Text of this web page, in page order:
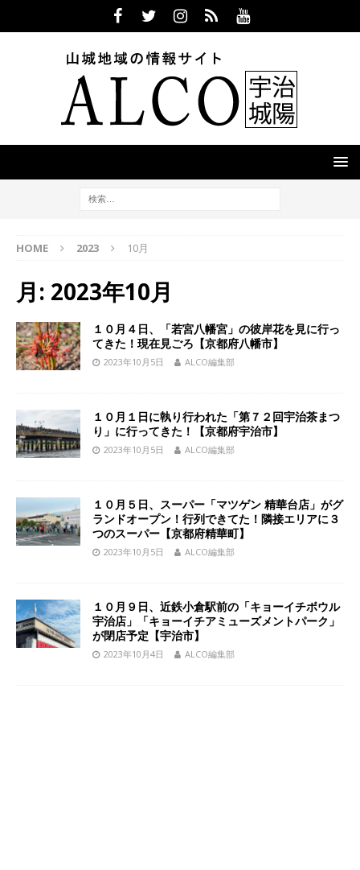
HOME 2023 10月
月: 2023年10月
１０月４日、「若宮八幡宮」の彼岸花を見に行っ
てきた！現在見ごろ【京都府八幡市】
2023年10月5日 ALCO編集部
１０月１日に執り行われた「第７２回宇治茶まつ
り」に行ってきた！【京都府宇治市】
2023年10月5日 ALCO編集部
１０月５日、スーパー「マツゲン 精華台店」がグ
ランドオープン！行列できてた！隣接エリアに３
つのスーパー【京都府精華町】
2023年10月5日 ALCO編集部
１０月９日、近鉄小倉駅前の「キョーイチボウル
宇治店」「キョーイチアミューズメントパーク」
が閉店予定【宇治市】
2023年10月4日 ALCO編集部